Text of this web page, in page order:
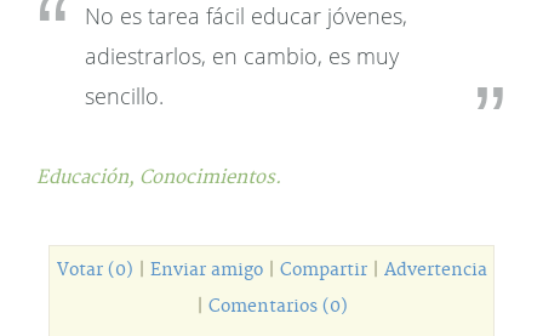
No es tarea fácil educar jóvenes,
adiestrarlos, en cambio, es muy
sencillo.
Educación, Conocimientos.
Votar (0) Enviar amigo| Compartir| Advertencia
Comentarios (0)